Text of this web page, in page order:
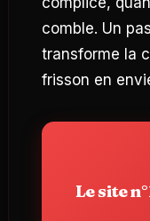
comble. Un
transforme la
frisson en
Le site